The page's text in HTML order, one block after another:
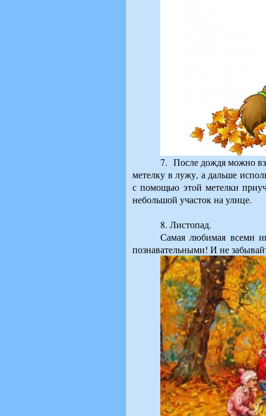
7. После дождя можно
метелку в лужу, а дальше
с помощью этой метелки
небольшой участок на улице.
8. Листопад.
Самая любимая всеми
познавательными! И не